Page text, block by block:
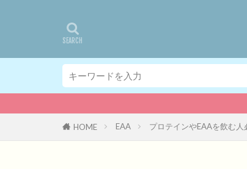
HOME EAA プロテインやEAAを飲む人